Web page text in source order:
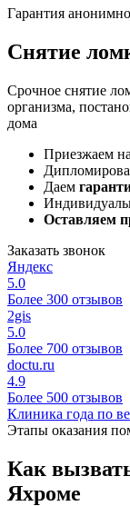
Гарантия
Снятие
Срочное снятие
организма,
дома
Приезжаем
Даем
Оставляем
Заказать звонок
Яндекс
5.0
Более 300 отзывов
2gis
5.0
Более 700 отзывов
doctu.ru
4.9
Более 500 отзывов
Клиника года по
Этапы оказания
Как
Яхроме